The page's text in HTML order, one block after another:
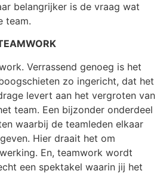
belangrijker is de vraag wat
team.
Verrassend genoeg is het
zo ingericht, dat het
levert aan het vergroten van
team. Een bijzonder onderdeel
waarbij de teamleden elkaar
Hier draait het om
En, teamwork wordt
een spektakel waarin jij het